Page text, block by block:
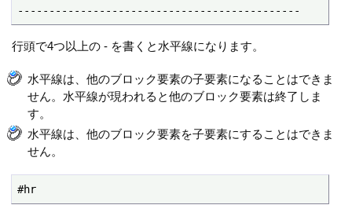
---------------------------------------------
行頭で4つ以上の - を書くと水平線になります。
水平線は、他のブロック要素の子要素になることはできま
せん。水平線が現われると他のブロック要素は終了しま
す。
水平線は、他のブロック要素を子要素にすることはできま
せん。
#hr